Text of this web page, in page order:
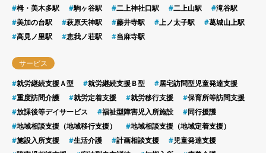
栂・美木多駅
駒ヶ谷駅 二上神社口駅 二上山駅
滝谷駅
美加の台駅
萩原天神駅 藤井寺駅 上ノ太子駅
葛城山上駅
高見ノ里駅
恵我ノ荘駅 当麻寺駅
サービス
就労継続支援Ａ型
就労継続支援Ｂ型
居宅訪問型児童発達支援
重度訪問介護
就労定着支援 就労移行支援
保育所等訪問支援
放課後等デイサービス
福祉型障害児入所施設
同行援護
地域相談支援（地域移行支援）
地域相談支援（地域定着支援）
施設入所支援
生活介護 計画相談支援
児童発達支援